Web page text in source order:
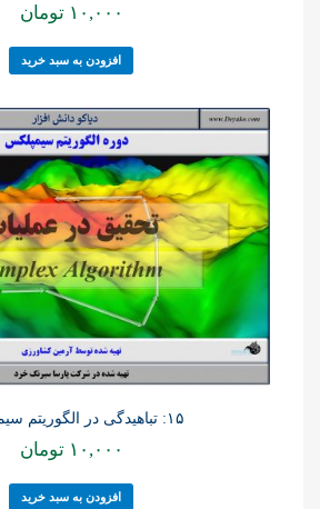
۱۰,۰۰۰ تومان
افزودن به سبد خرید
۱۵: تباهیدگی در الگوریتم سیمپلکس
۱۰,۰۰۰ تومان
افزودن به سبد خرید